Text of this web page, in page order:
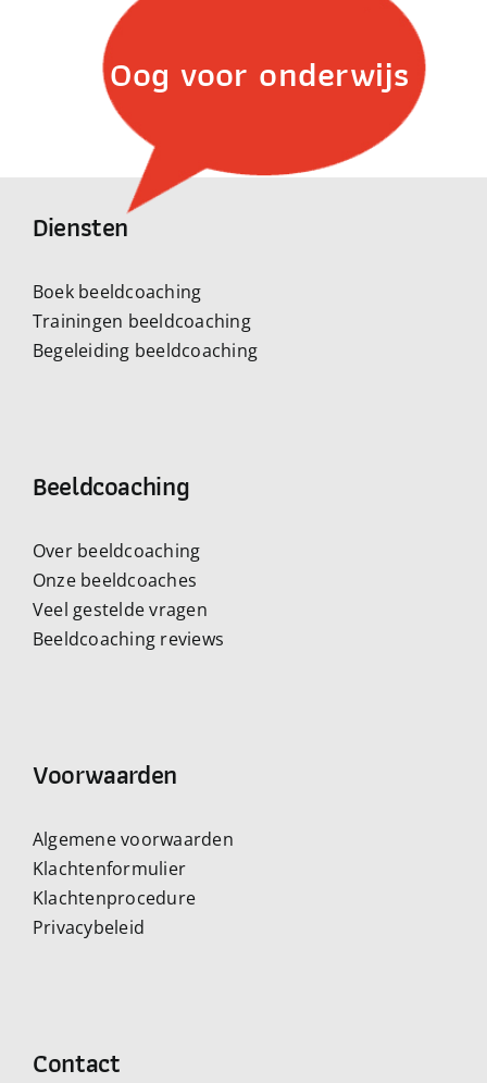
Oog voor onderwijs
Diensten
Boek beeldcoaching
Trainingen beeldcoaching
Begeleiding beeldcoaching
Beeldcoaching
Over beeldcoaching
Onze beeldcoaches
Veel gestelde vragen
Beeldcoaching reviews
Voorwaarden
Algemene voorwaarden
Klachtenformulier
Klachtenprocedure
Privacybeleid
Contact